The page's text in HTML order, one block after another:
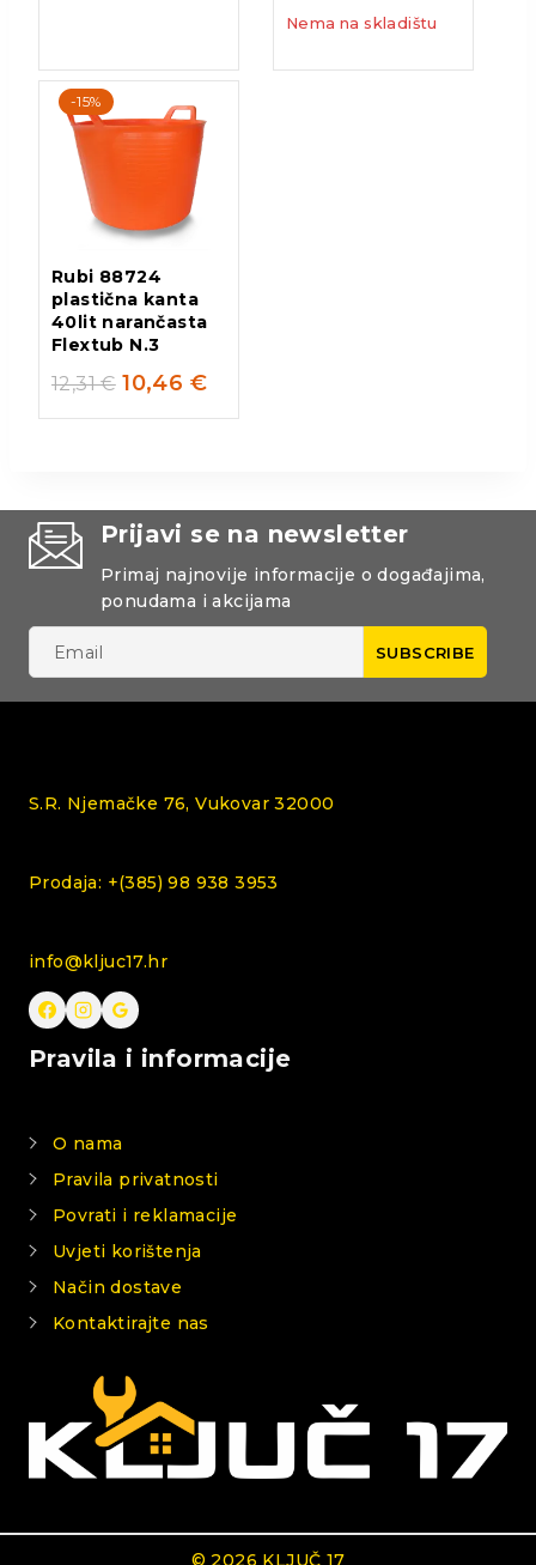
Nema na skladištu
-15%
Rubi 88724
plastična kanta
40lit narančasta
Flextub N.3
12,31€ 10,46 €
Prijavi se na newsletter
Primaj najnovije informacije o događajima,
ponudama i akcijama
S.R. Njemačke 76, Vukovar 32000
Prodaja: +(385) 98 938 3953
info@kljuc17.hr
Pravila i informacije
O nama
Pravila privatnosti
Povrati i reklamacije
Uvjeti korištenja
Način dostave
Kontaktirajte nas
© 2026 KLJUČ 17